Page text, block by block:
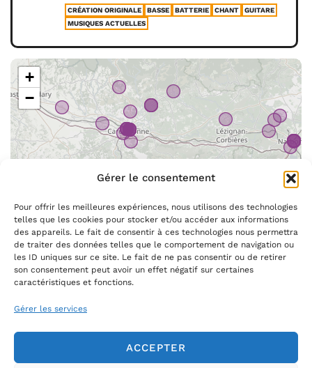
Gérer le consentement
Pour offrir les meilleures expériences, nous utilisons des technologies
telles que les cookies pour stocker et/ou accéder aux informations
des appareils. Le fait de consentir à ces technologies nous permettra
de traiter des données telles que le comportement de navigation ou
les ID uniques sur ce site. Le fait de ne pas consentir ou de retirer
son consentement peut avoir un effet négatif sur certaines
caractéristiques et fonctions.
Gérer les services
ACCEPTER
CRÉATION ORIGINALE BASSE BATTERIE CHANT
GUITARE
MUSIQUES ACTUELLES
+
−
Leaflet |©OpenStreetMap